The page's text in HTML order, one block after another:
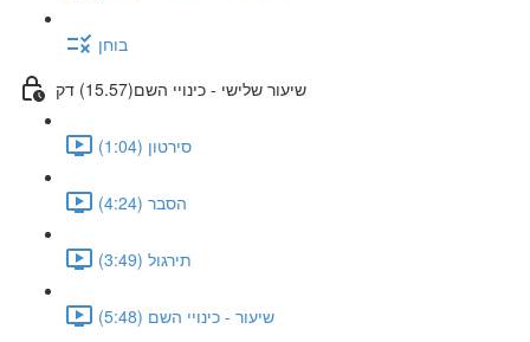
בוחן
שיעור שלישי - כינויי השם(15.57) דק
סירטון (1:04)
הסבר (4:24)
תירגול (3:49)
שיעור - כינויי השם (5:48)